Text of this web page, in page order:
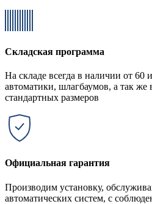
Складская программа
На складе всегда в наличии от 60
автоматики, шлагбаумов, а так же
стандартных размеров
Официальная гарантия
Производим установку,
автоматических систем, с